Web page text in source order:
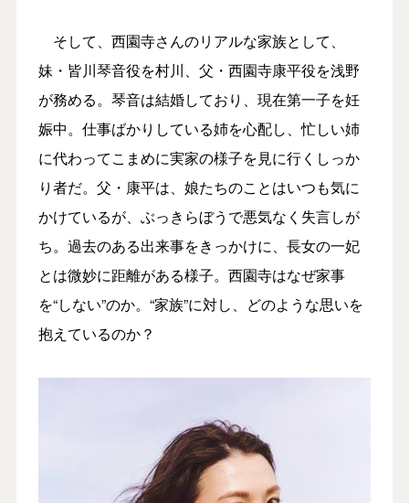
そして、西園寺さんのリアルな家族として、
妹・皆川琴音役を村川、父・西園寺康平役を浅野
が務める。琴音は結婚しており、現在第一子を妊
娠中。仕事ばかりしている姉を心配し、忙しい姉
に代わってこまめに実家の様子を見に行くしっか
り者だ。父・康平は、娘たちのことはいつも気に
かけているが、ぶっきらぼうで悪気なく失言しが
ち。過去のある出来事をきっかけに、長女の一妃
とは微妙に距離がある様子。西園寺はなぜ家事
を“しない”のか。“家族”に対し、どのような思いを
抱えているのか？